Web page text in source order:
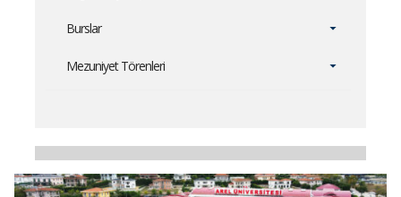
Burslar
Mezuniyet Törenleri